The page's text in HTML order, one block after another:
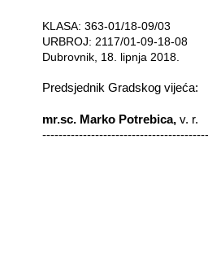
KLASA: 363-01/18-09/03
URBROJ: 2117/01-09-18-08
Dubrovnik, 18. lipnja 2018.
Predsjednik Gradskog vijeća:
mr.sc. Marko Potrebica, v. r.